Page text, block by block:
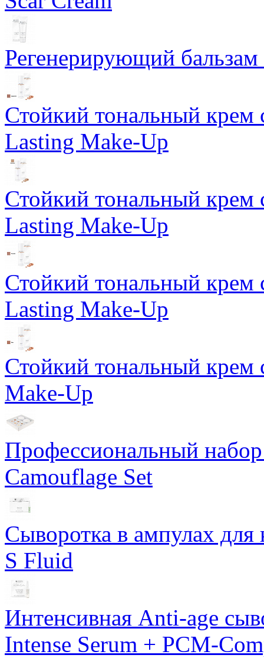
Регенерирующий
Стойкий тональный
Lasting Make-Up
Стойкий тональный
Lasting Make-Up
Стойкий тональный
Lasting Make-Up
Стойкий тональный
Make-Up
Профессиональный
Camouflage Set
Сыворотка в ампулах для
S Fluid
Интенсивная Anti-age
Intense Serum + PCM-